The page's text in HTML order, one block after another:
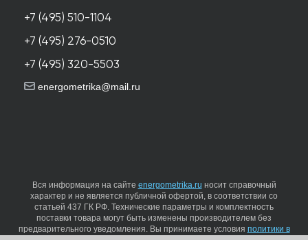
+7 (495) 510-1104
+7 (495) 276-0510
+7 (495) 320-5503
energometrika@mail.ru
Вся информация на сайте energometrika.ru носит справочный
характер и не является публичной офертой, в соответствии со
статьей 437 ГК РФ. Технические параметры и комплектность
поставки товара могут быть изменены производителем без
предварительного уведомления. Вы принимаете условия политики в